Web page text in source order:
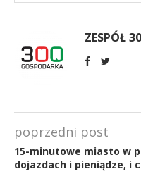
ZESPÓŁ
poprzedni post
15-minutowe miasto w
dojazdach i pieniądze, i